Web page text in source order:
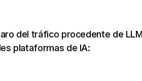
del tráfico procedente de
plataformas de IA: